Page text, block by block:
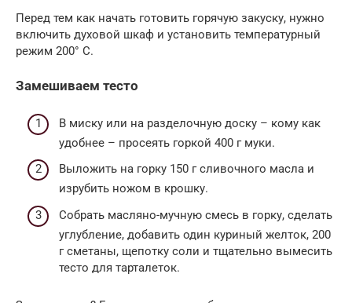
Перед тем как начать готовить горячую закуску, нужно
включить духовой шкаф и установить температурный
режим 200° C.
Замешиваем тесто
В миску или на разделочную доску – кому как
удобнее – просеять горкой 400 г муки.
Выложить на горку 150 г сливочного масла и
изрубить ножом в крошку.
Собрать масляно-мучную смесь в горку, сделать
углубление, добавить один куриный желток, 200
г сметаны, щепотку соли и тщательно вымесить
тесто для тарталеток.